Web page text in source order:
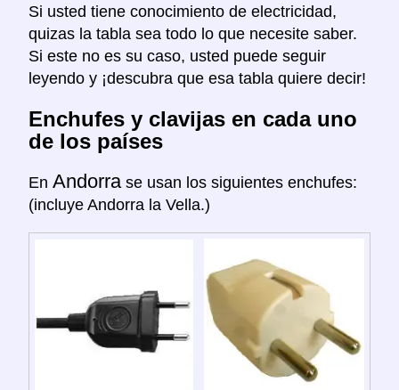
Si usted tiene conocimiento de electricidad,
quizas la tabla sea todo lo que necesite saber.
Si este no es su caso, usted puede seguir
leyendo y ¡descubra que esa tabla quiere decir!
Enchufes y clavijas en cada uno
de los países
En Andorra se usan los siguientes enchufes:
(incluye Andorra la Vella.)